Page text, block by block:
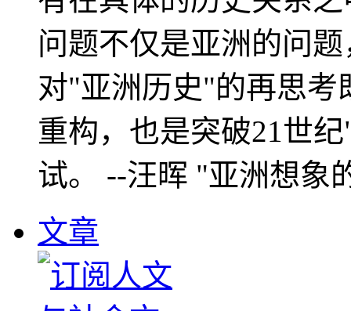
问题不仅是亚洲的问
对"亚洲历史"的再思考
重构，也是突破21世
试。 --汪晖 "亚洲想象
文章